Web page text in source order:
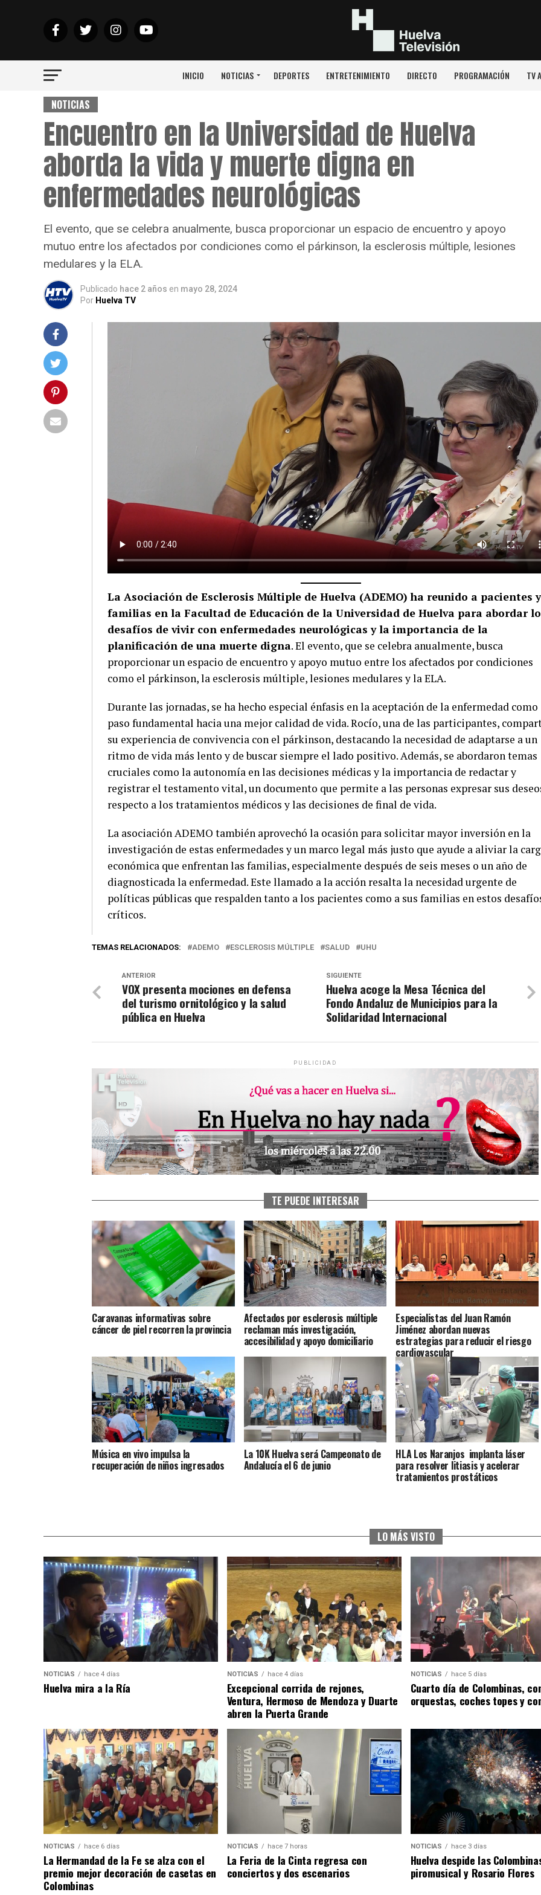
INICIO NOTICIAS DEPORTES ENTRETENIMIENTO DIRECTO PROGRAMACIÓN TV
NOTICIAS
Encuentro en la Universidad de Huelva
aborda la vida y muerte digna en
enfermedades neurológicas
El evento, que se celebra anualmente, busca proporcionar un espacio de encuentro y apoyo
mutuo entre los afectados por condiciones como el párkinson, la esclerosis múltiple, lesiones
medulares y la ELA.
Publicado hace 2 años en mayo 28, 2024
Por Huelva TV
La Asociación de Esclerosis Múltiple de Huelva (ADEMO) ha reunido a pacientes y
familias en la Facultad de Educación de la Universidad de Huelva para abordar
desafíos de vivir con enfermedades neurológicas y la importancia de la
planificación de una muerte digna. El evento, que se celebra anualmente, busca
proporcionar un espacio de encuentro y apoyo mutuo entre los afectados por condiciones
como el párkinson, la esclerosis múltiple, lesiones medulares y la ELA.
Durante las jornadas, se ha hecho especial énfasis en la aceptación de la enfermedad como
paso fundamental hacia una mejor calidad de vida. Rocío, una de las participantes,
su experiencia de convivencia con el párkinson, destacando la necesidad de adaptarse a un
ritmo de vida más lento y de buscar siempre el lado positivo. Además, se abordaron temas
cruciales como la autonomía en las decisiones médicas y la importancia de redactar y
registrar el testamento vital, un documento que permite a las personas expresar sus
respecto a los tratamientos médicos y las decisiones de final de vida.
La asociación ADEMO también aprovechó la ocasión para solicitar mayor inversión en la
investigación de estas enfermedades y un marco legal más justo que ayude a aliviar la
económica que enfrentan las familias, especialmente después de seis meses o un año de
diagnosticada la enfermedad. Este llamado a la acción resalta la necesidad urgente de
políticas públicas que respalden tanto a los pacientes como a sus familias en estos
críticos.
TEMAS RELACIONADOS: ADEMO ESCLEROSIS MÚLTIPLE SALUD UHU
SIGUIENTE
Huelva acoge la Mesa Técnica del
Fondo Andaluz de Municipios para la
Solidaridad Internacional
ANTERIOR
VOX presenta mociones en defensa
del turismo ornitológico y la salud
pública en Huelva
PUBLICIDAD
TE PUEDE INTERESAR
Caravanas informativas sobre
cáncer de piel recorren la provincia
Afectados por esclerosis múltiple
reclaman más investigación,
accesibilidad y apoyo domiciliario
Especialistas del Juan Ramón
Jiménez abordan nuevas
estrategias para reducir el riesgo
cardiovascular
Música en vivo impulsa la
recuperación de niños ingresados
La 10K Huelva será Campeonato de
Andalucía el 6 de junio
HLA Los Naranjos implanta láser
para resolver litiasis y acelerar
tratamientos prostáticos
LO MÁS VISTO
NOTICIAS hace 4 días
Huelva mira a la Ría
NOTICIAS hace 4 días
Excepcional corrida de rejones,
Ventura, Hermoso de Mendoza y Duarte
abren la Puerta Grande
NOTICIAS hace 5 días
Cuarto día de Colombinas,
orquestas, coches topes y
NOTICIAS hace 6 días
La Hermandad de la Fe se alza con el
premio mejor decoración de casetas en
Colombinas
NOTICIAS hace 7 horas
La Feria de la Cinta regresa con
conciertos y dos escenarios
NOTICIAS hace 3 días
Huelva despide las
piromusical y Rosario Flores